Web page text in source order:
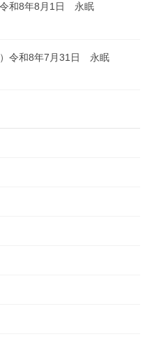
和8年8月1日 永眠
令和8年7月31日 永眠